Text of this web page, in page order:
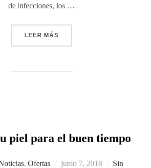
de infecciones, los …
LEER MÁS
piel para el buen tiempo
, Ofertas junio 7, 2018
Sin